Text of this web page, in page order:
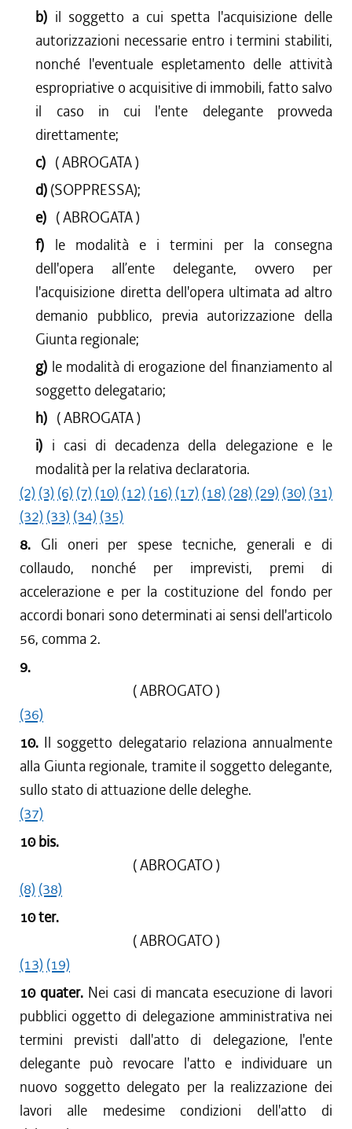
b) il soggetto a cui spetta l'acquisizione delle
autorizzazioni necessarie entro i termini stabiliti,
nonché l'eventuale espletamento delle attività
espropriative o acquisitive di immobili, fatto salvo
il caso in cui l'ente delegante provveda
direttamente;
c) ( ABROGATA )
d) (SOPPRESSA);
e) ( ABROGATA )
f) le modalità e i termini per la consegna
dell'opera all’ente delegante, ovvero per
l'acquisizione diretta dell'opera ultimata ad altro
demanio pubblico, previa autorizzazione della
Giunta regionale;
g) le modalità di erogazione del finanziamento al
soggetto delegatario;
h) ( ABROGATA )
i) i casi di decadenza della delegazione e le
modalità per la relativa declaratoria.
(2) (3) (6) (7) (10) (12) (16) (17) (18) (28) (29) (30) (31)
(32) (33) (34) (35)
8. Gli oneri per spese tecniche, generali e di
collaudo, nonché per imprevisti, premi di
accelerazione e per la costituzione del fondo per
accordi bonari sono determinati ai sensi dell'articolo
56, comma 2.
9.
( ABROGATO )
(36)
10. Il soggetto delegatario relaziona annualmente
alla Giunta regionale, tramite il soggetto delegante,
sullo stato di attuazione delle deleghe.
(37)
10 bis.
( ABROGATO )
(8) (38)
10 ter.
( ABROGATO )
(13) (19)
10 quater. Nei casi di mancata esecuzione di lavori
pubblici oggetto di delegazione amministrativa nei
termini previsti dall'atto di delegazione, l'ente
delegante può revocare l'atto e individuare un
nuovo soggetto delegato per la realizzazione dei
lavori alle medesime condizioni dell'atto di